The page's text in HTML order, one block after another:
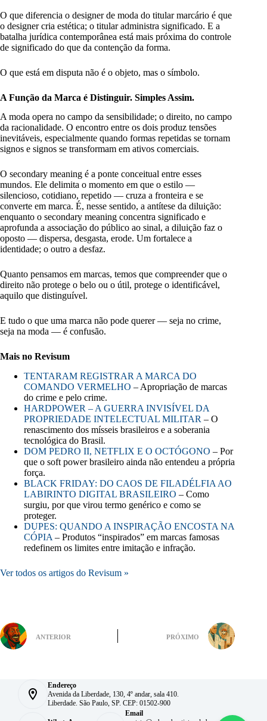
O que diferencia o designer de moda do titular marcário é que
o designer cria estética; o titular administra significado. E a
batalha jurídica contemporânea está mais próxima do controle
de significado do que da contenção da forma.
O que está em disputa não é o objeto, mas o símbolo.
A Função da Marca é Distinguir. Simples Assim.
A moda opera no campo da sensibilidade; o direito, no campo
da racionalidade. O encontro entre os dois produz tensões
inevitáveis, especialmente quando formas repetidas se tornam
signos e signos se transformam em ativos comerciais.
O secondary meaning é a ponte conceitual entre esses
mundos. Ele delimita o momento em que o estilo —
silencioso, cotidiano, repetido — cruza a fronteira e se
converte em marca. É, nesse sentido, a antítese da diluição:
enquanto o secondary meaning concentra significado e
aprofunda a associação do público ao sinal, a diluição faz o
oposto — dispersa, desgasta, erode. Um fortalece a
identidade; o outro a desfaz.
Quanto pensamos em marcas, temos que compreender que o
direito não protege o belo ou o útil, protege o identificável,
aquilo que distinguível.
E tudo o que uma marca não pode querer — seja no crime,
seja na moda — é confusão.
Mais no Revisum
TENTARAM REGISTRAR A MARCA DO
COMANDO VERMELHO – Apropriação de marcas
do crime e pelo crime.
HARDPOWER – A GUERRA INVISÍVEL DA
PROPRIEDADE INTELECTUAL MILITAR – O
renascimento dos mísseis brasileiros e a soberania
tecnológica do Brasil.
DOM PEDRO II, NETFLIX E O OCTÓGONO – Por
que o soft power brasileiro ainda não entendeu a própria
força.
BLACK FRIDAY: DO CAOS DE FILADÉLFIA AO
LABIRINTO DIGITAL BRASILEIRO – Como
surgiu, por que virou termo genérico e como se
proteger.
DUPES: QUANDO A INSPIRAÇÃO ENCOSTA NA
CÓPIA – Produtos “inspirados” em marcas famosas
redefinem os limites entre imitação e infração.
Ver todos os artigos do Revisum »
ANTERIOR PRÓXIMO
Endereço
Avenida da Liberdade, 130, 4º andar, sala 410.
Liberdade. São Paulo, SP. CEP: 01502-900
Email